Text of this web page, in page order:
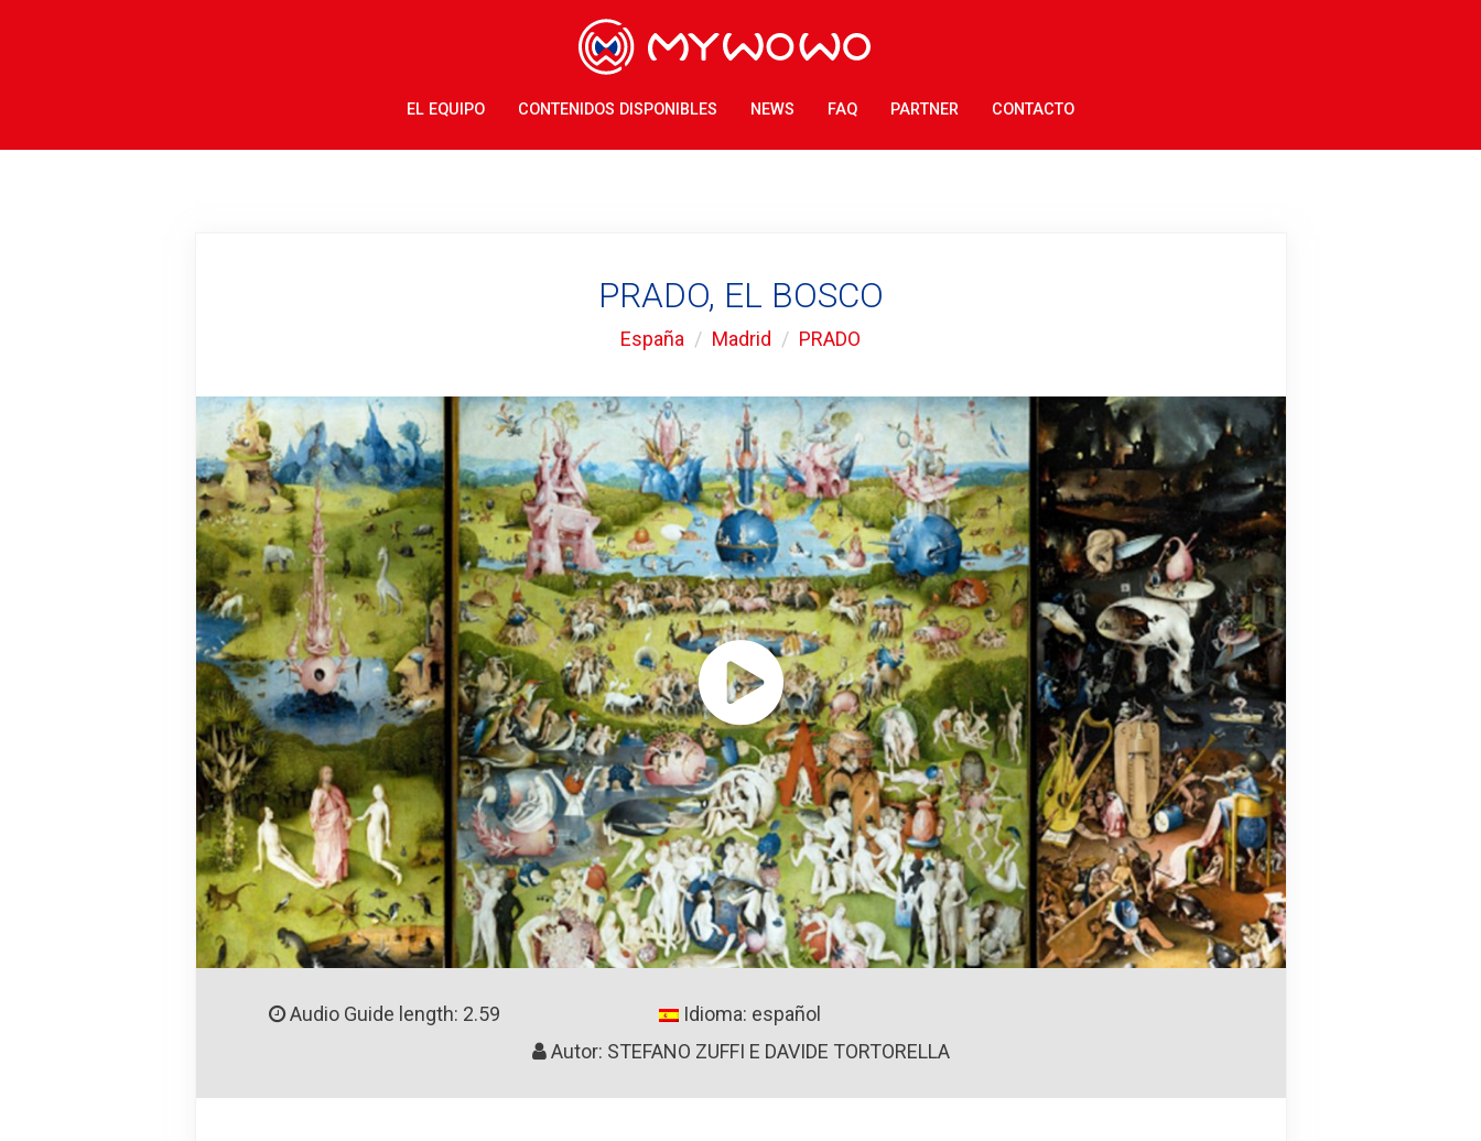
EL EQUIPO CONTENIDOS DISPONIBLES NEWS FAQ PARTNER CONTACTO
PRADO, EL BOSCO
España Madrid PRADO
Audio Guide length: 2.59
Idioma: español
Autor: STEFANO ZUFFI E DAVIDE TORTORELLA